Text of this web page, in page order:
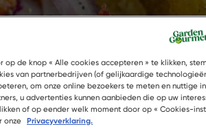
op de knop « Alle cookies accepteren » te klikken,
van partnerbedrijven (of gelijkaardige
om onze online bezoekers te meten en nuttige
u advertenties kunnen aanbieden die op uw
of op eender welk moment door op « Cookies-
onze Privacyverklaring.